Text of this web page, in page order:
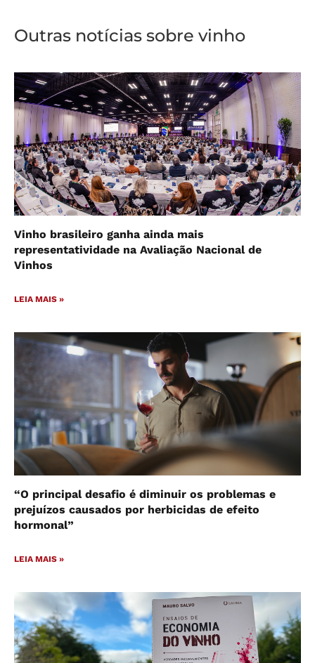
Outras notícias sobre vinho
Vinho brasileiro ganha ainda mais
representatividade na Avaliação Nacional de
Vinhos
LEIA MAIS »
“O principal desafio é diminuir os problemas e
prejuízos causados por herbicidas de efeito
hormonal”
LEIA MAIS »